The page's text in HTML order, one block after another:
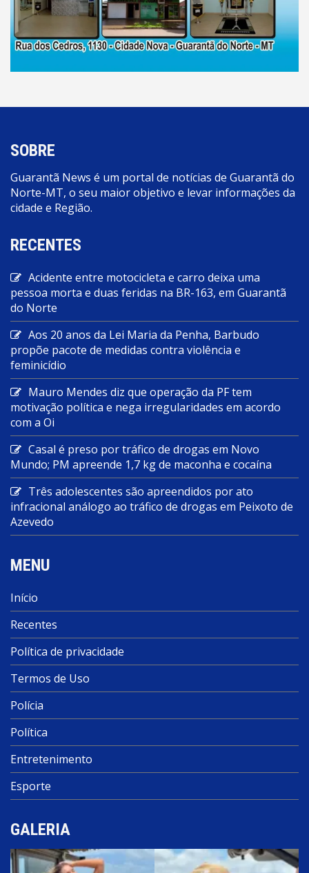
SOBRE
Guarantã News é um portal de notícias de Guarantã do
Norte-MT, o seu maior objetivo e levar informações da
cidade e Região.
RECENTES
Acidente entre motocicleta e carro deixa uma
pessoa morta e duas feridas na BR-163, em Guarantã
do Norte
Aos 20 anos da Lei Maria da Penha, Barbudo
propõe pacote de medidas contra violência e
feminicídio
Mauro Mendes diz que operação da PF tem
motivação política e nega irregularidades em acordo
com a Oi
Casal é preso por tráfico de drogas em Novo
Mundo; PM apreende 1,7 kg de maconha e cocaína
Três adolescentes são apreendidos por ato
infracional análogo ao tráfico de drogas em Peixoto de
Azevedo
MENU
Início
Recentes
Política de privacidade
Termos de Uso
Polícia
Política
Entretenimento
Esporte
GALERIA